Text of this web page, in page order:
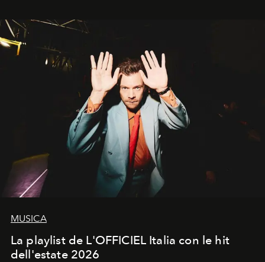
MUSICA
La playlist de L'OFFICIEL Italia con le hit
dell'estate 2026